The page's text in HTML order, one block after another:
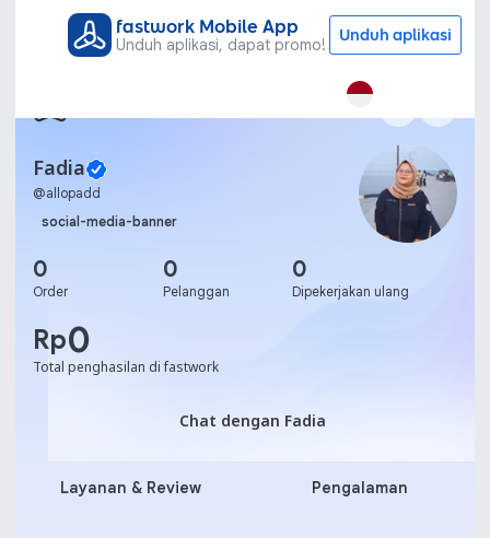
fastwork Mobile App
Unduh aplikasi, dapat promo! Unduh aplikasi
Fadia
@allopadd
social-media-banner
0
Order
0
Pelanggan
0
Dipekerjakan ulang
Rp0
Total penghasilan di fastwork
Chat dengan Fadia
Chat dengan Fadia
Layanan & Review Pengalaman